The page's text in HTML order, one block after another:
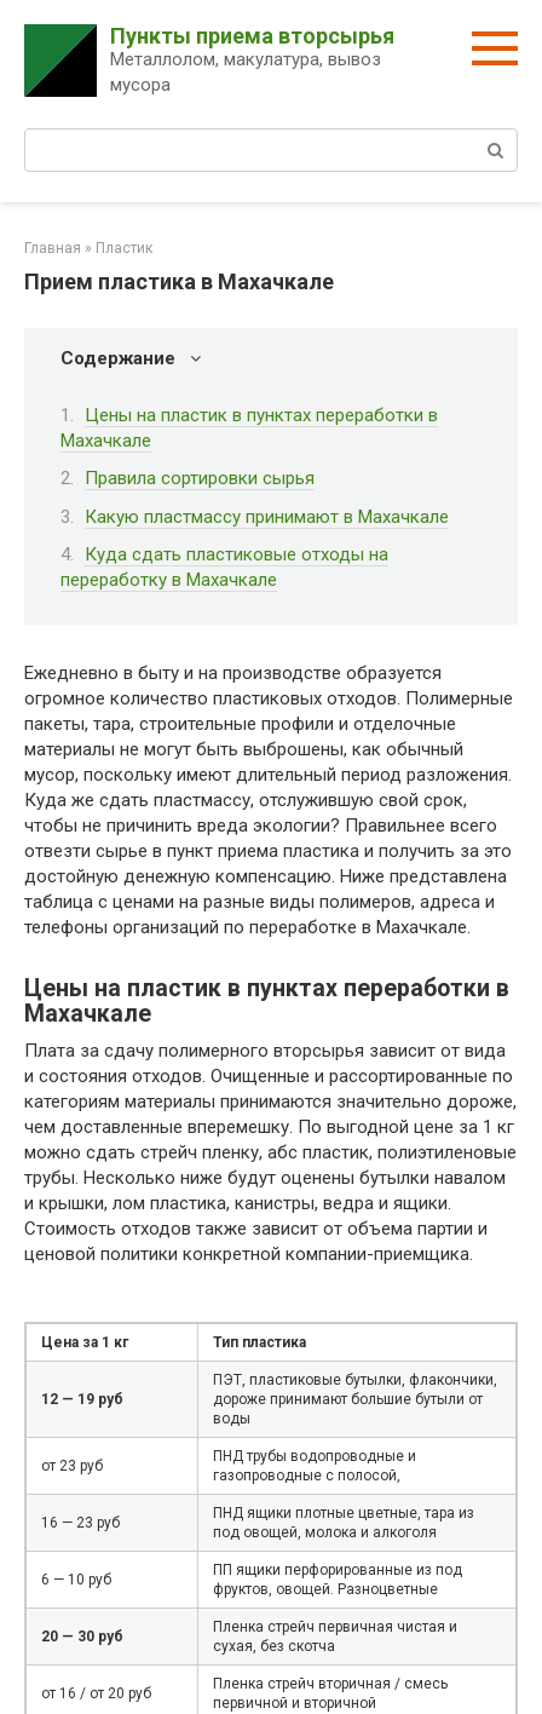
контенту
Пункты приема вторсырья
Металлолом, макулатура, вывоз
мусора
Главная » Пластик
Прием пластика в Махачкале
Содержание
Цены на пластик в пунктах переработки в
Махачкале
Правила сортировки сырья
Какую пластмассу принимают в Махачкале
Куда сдать пластиковые отходы на
переработку в Махачкале
Ежедневно в быту и на производстве образуется
огромное количество пластиковых отходов. Полимерные
пакеты, тара, строительные профили и отделочные
материалы не могут быть выброшены, как обычный
мусор, поскольку имеют длительный период разложения.
Куда же сдать пластмассу, отслужившую свой срок,
чтобы не причинить вреда экологии? Правильнее всего
отвезти сырье в пункт приема пластика и получить за это
достойную денежную компенсацию. Ниже представлена
таблица с ценами на разные виды полимеров, адреса и
телефоны организаций по переработке в Махачкале.
Цены на пластик в пунктах переработки в
Махачкале
Плата за сдачу полимерного вторсырья зависит от вида
и состояния отходов. Очищенные и рассортированные по
категориям материалы принимаются значительно дороже,
чем доставленные вперемешку. По выгодной цене за 1 кг
можно сдать стрейч пленку, абс пластик, полиэтиленовые
трубы. Несколько ниже будут оценены бутылки навалом
и крышки, лом пластика, канистры, ведра и ящики.
Стоимость отходов также зависит от объема партии и
ценовой политики конкретной компании-приемщика.
Цена за 1 кг Тип пластика
12 — 19 руб
ПЭТ, пластиковые бутылки, флакончики,
дороже принимают большие бутыли от
воды
от 23 руб
ПНД трубы водопроводные и
газопроводные с полосой,
16 — 23 руб
ПНД ящики плотные цветные, тара из
под овощей, молока и алкоголя
6 — 10 руб
ПП ящики перфорированные из под
фруктов, овощей. Разноцветные
20 — 30 руб
Пленка стрейч первичная чистая и
сухая, без скотча
от 16 / от 20 руб
Пленка стрейч вторичная / смесь
первичной и вторичной